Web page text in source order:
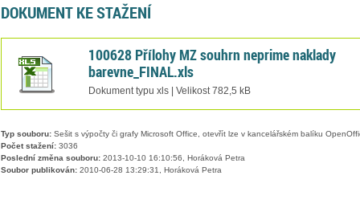
DOKUMENT KE STAŽENÍ
100628 Přílohy MZ souhrn neprime naklady
barevne_FINAL.xls
Dokument typu xls | Velikost 782,5 kB
Typ souboru:Sešit s výpočty či grafy Microsoft Office, otevřít lze v kancelářském balíku
Počet stažení:3036
Poslední změna souboru:2013-10-10 16:10:56, Horáková Petra
Soubor publikován:2010-06-28 13:29:31, Horáková Petra